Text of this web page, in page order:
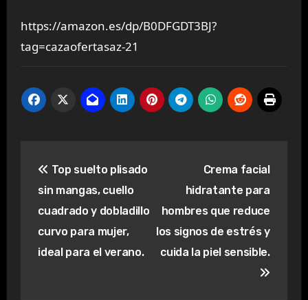
https://amazon.es/dp/B0DFGDT3BJ?
tag=cazaofertasaz-21
de
entradas
Top suelto plisado
sin mangas, cuello
cuadrado y dobladillo
curvo para mujer,
ideal para el verano.
Crema facial
hidratante para
hombres que reduce
los signos de estrés y
cuida la piel sensible.